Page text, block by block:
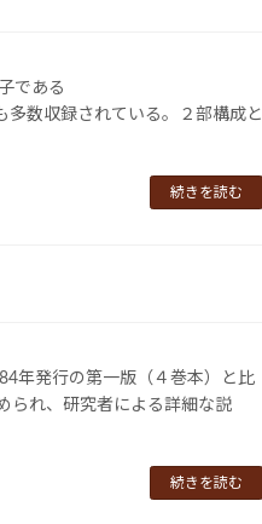
である
多数収録されている。２部構成と
続きを読む
年発行の第一版（４巻本）と比
られ、研究者による詳細な説
続きを読む